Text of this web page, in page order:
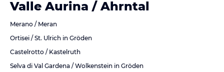
Valle Aurina / Ahrntal
Merano / Meran
Ortisei / St. Ulrich in Gröden
Castelrotto / Kastelruth
Selva di Val Gardena / Wolkenstein in Gröden